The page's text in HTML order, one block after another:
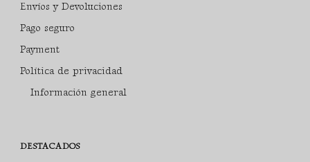
Envíos y Devoluciones
Pago seguro
Payment
Política de privacidad
Información general
DESTACADOS